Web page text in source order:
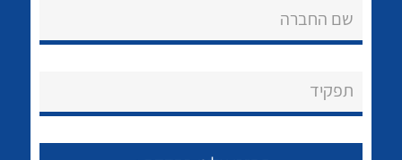
צור קשר
לכל מוצרי היצרן לכל מוצרי היצרן
שם החברה
תפקיד